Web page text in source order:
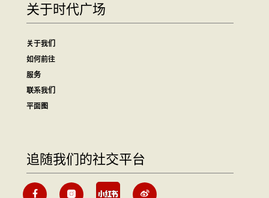
关于时代广场
关于我们
如何前往
服务
联系我们
平面图
追随我们的社交平台